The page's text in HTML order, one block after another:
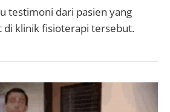
testimoni dari pasien yang
di klinik fisioterapi tersebut.